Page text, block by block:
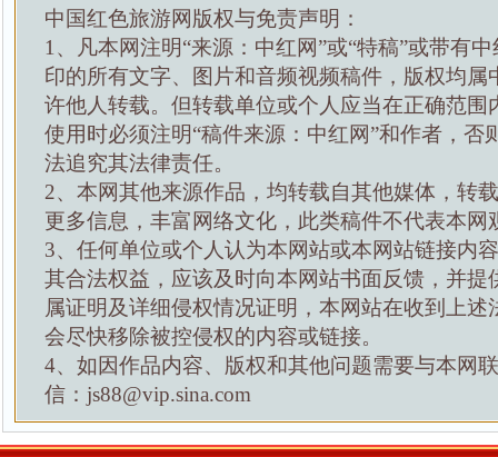
中国红色旅游网版权与免责声明：
1、凡本网注明“来源：中红网”或“特稿”或带有
印的所有文字、图片和音频视频稿件，版权均属
许他人转载。但转载单位或个人应当在正确范围
使用时必须注明“稿件来源：中红网”和作者，否
法追究其法律责任。
2、本网其他来源作品，均转载自其他媒体，转
更多信息，丰富网络文化，此类稿件不代表本网
3、任何单位或个人认为本网站或本网站链接内
其合法权益，应该及时向本网站书面反馈，并提
属证明及详细侵权情况证明，本网站在收到上述
会尽快移除被控侵权的内容或链接。
4、如因作品内容、版权和其他问题需要与本网
信：js88@vip.sina.com